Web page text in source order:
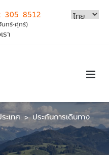
305 8512
นทร์-ศุกร์)
รา
ะเทศ > ประกันการเดินทาง